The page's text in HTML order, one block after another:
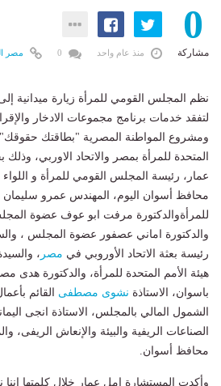
0
مشاركة منذ عام واحد مصر
نظم المجلس القومي للمرأة زيارة ميدانية
لتفقد خدمات برنامج مجموعات الادخار
ومشروع المواطنة المصرية "بطاقتك حقوقك"
المتحدة للمرأة بمصر والاتحاد الاوربي،
عمار، رئيسة المجلس القومي للمرأة و
محافظ أسوان اليوم، المهندس عمرو
للمرأةوالدكتورة مرفت ابو عوف عضوة
والدكتورة اماني عصفور عضوة المجلس ،
رئيسة بعثة الاتحاد الأوروبي في مصر ،
هيئة الأمم المتحدة للمرأة، والدكتورة
باسوان، الاستاذة نشوى مصطفى القائم
الشمول المالي بالمجلس، الاستاذة انجى
الصناعات الريفية والبيئة والإنعاش
محافظ أسوان.
وأكدت المستشارة امل عمار خلال كلمتها